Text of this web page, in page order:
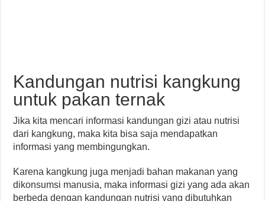
Kandungan nutrisi kangkung
untuk pakan ternak
Jika kita mencari informasi kandungan gizi atau nutrisi
dari kangkung, maka kita bisa saja mendapatkan
informasi yang membingungkan.
Karena kangkung juga menjadi bahan makanan yang
dikonsumsi manusia, maka informasi gizi yang ada akan
berbeda dengan kandungan nutrisi yang dibutuhkan